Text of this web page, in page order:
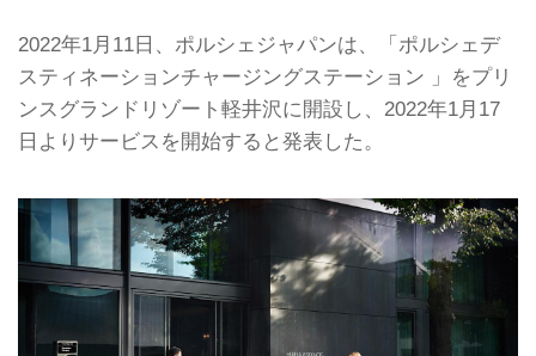
2022年1月11日、ポルシェジャパンは、「ポルシェデ
スティネーションチャージングステーション 」をプリ
ンスグランドリゾート軽井沢に開設し、2022年1月17
日よりサービスを開始すると発表した。